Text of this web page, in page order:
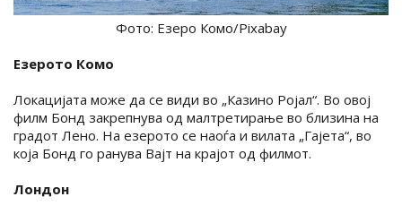
Фото: Езеро Комо/Pixabay
Езерото Комо
Локацијата може да се види во „Казино Ројал“. Во овој
филм Бонд закрепнува од малтретирање во близина на
градот Лено. На езерото се наоѓа и вилата „Гајета“, во
која Бонд го ранува Вајт на крајот од филмот.
Лондон